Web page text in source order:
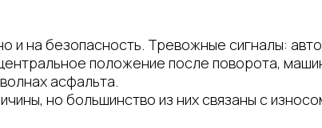
и на безопасность. Тревожные сигналы:
положение после поворота,
асфальта.
но большинство из них связаны с